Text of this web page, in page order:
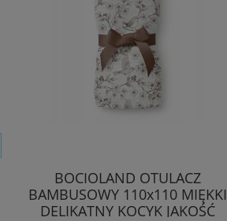
BOCIOLAND OTULACZ
BAMBUSOWY 110x110 MIĘKKI
DELIKATNY KOCYK JAKOŚĆ